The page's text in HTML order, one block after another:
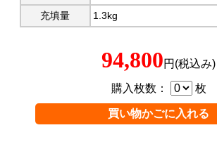
充填量
1.3kg
94,800円(税込み)
購入枚数： 枚